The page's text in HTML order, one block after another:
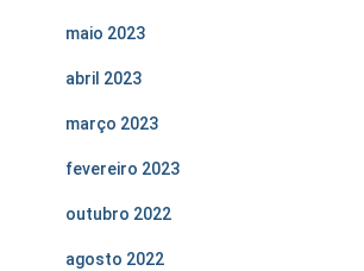
maio 2023
abril 2023
março 2023
fevereiro 2023
outubro 2022
agosto 2022